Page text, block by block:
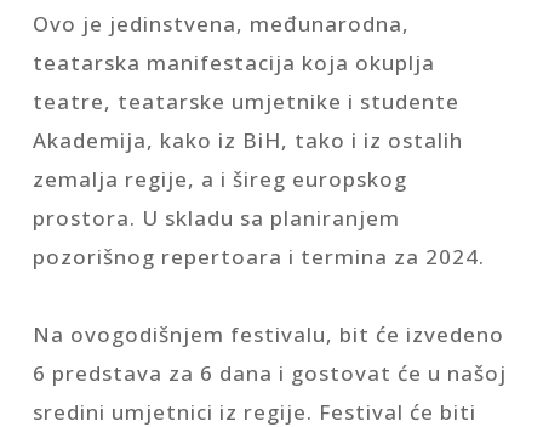
Ovo je jedinstvena, međunarodna,
teatarska manifestacija koja okuplja
teatre, teatarske umjetnike i studente
Akademija, kako iz BiH, tako i iz ostalih
zemalja regije, a i šireg europskog
prostora. U skladu sa planiranjem
pozorišnog repertoara i termina za 2024.
Na ovogodišnjem festivalu, bit će izvedeno
6 predstava za 6 dana i gostovat će u našoj
sredini umjetnici iz regije. Festival će biti